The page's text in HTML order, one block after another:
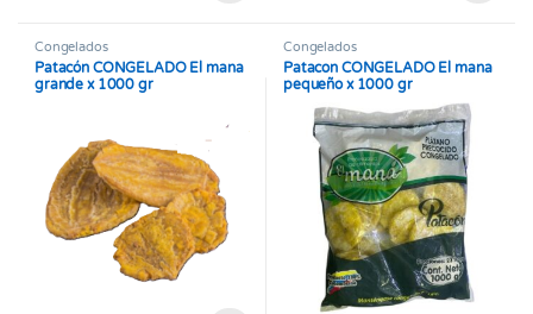
Congelados
Patacón CONGELADO El mana
grande x 1000 gr
Congelados
Patacon CONGELADO El mana
pequeño x 1000 gr